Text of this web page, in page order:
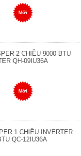
Mới
2 CHIỀU 9000 BTU
QH-09IU36A
Mới
1 CHIỀU INVERTER
QC-12IU36A